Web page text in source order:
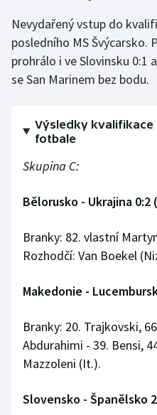
Nevydařený vstup do
posledního MS
prohrálo i ve Slovinsku 0:1
se San Marinem bez bodu.
Výsledky kvalifikace
fotbale
Skupina C:
Bělorusko - Ukrajina 0:2
Branky: 82. vlastní
Rozhodčí: Van Boekel
Makedonie -
Branky: 20. Trajkovski,
Abdurahimi - 39. Bensi,
Mazzoleni (It.).
Slovensko - Španělsko